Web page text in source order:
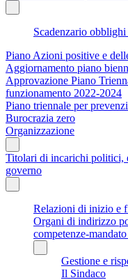
Scadenzario
Piano Azioni positive e
Aggiornamento piano
Approvazione Piano
funzionamento 2022-2024
Piano triennale per
Burocrazia zero
Organizzazione
Titolari di incarichi politici,
governo
Relazioni di inizio e
Organi di indirizzo
competenze-
Gestione e
Il Sindaco